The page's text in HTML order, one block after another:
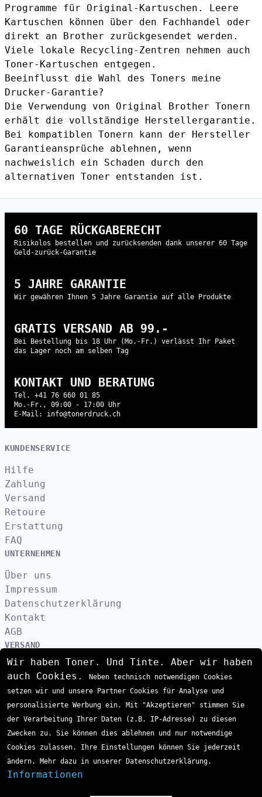
Programme für Original-Kartuschen. Leere
Kartuschen können über den Fachhandel oder
direkt an Brother zurückgesendet werden.
Viele lokale Recycling-Zentren nehmen auch
Toner-Kartuschen entgegen.
Beeinflusst die Wahl des Toners meine
Drucker-Garantie?
Die Verwendung von Original Brother Tonern
erhält die vollständige Herstellergarantie.
Bei kompatiblen Tonern kann der Hersteller
Garantieansprüche ablehnen, wenn
nachweislich ein Schaden durch den
alternativen Toner entstanden ist.
60 TAGE RÜCKGABERECHT
Risikolos bestellen und zurücksenden dank unserer 60 Tage
Geld-zurück-Garantie
5 JAHRE GARANTIE
Wir gewähren Ihnen 5 Jahre Garantie auf alle Produkte
GRATIS VERSAND AB 99.-
Bei Bestellung bis 18 Uhr (Mo.-Fr.) verlässt Ihr Paket
das Lager noch am selben Tag
KONTAKT UND BERATUNG
Tel. +41 76 660 01 85
Mo.-Fr., 09:00 - 17:00 Uhr
E-Mail: info@tonerdruck.ch
KUNDENSERVICE
Hilfe
Zahlung
Versand
Retoure
Erstattung
FAQ
UNTERNEHMEN
Über uns
Impressum
Datenschutzerklärung
Kontakt
AGB
VERSAND
ZAHLUNGSARTEN
Wir haben Toner. Und Tinte. Aber wir haben
auch Cookies.
Neben technisch notwendigen Cookies
setzen wir und unsere Partner Cookies für Analyse und
personalisierte Werbung ein. Mit "Akzeptieren" stimmen Sie
der Verarbeitung Ihrer Daten (z.B. IP-Adresse) zu diesen
Zwecken zu. Sie können dies ablehnen und nur notwendige
Cookies zulassen. Ihre Einstellungen können Sie jederzeit
ändern. Mehr dazu in unserer Datenschutzerklärung.
Informationen